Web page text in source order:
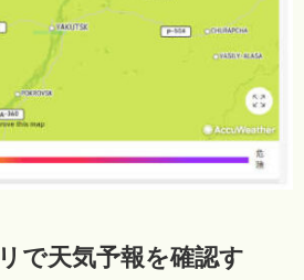
で天気予報を確認す